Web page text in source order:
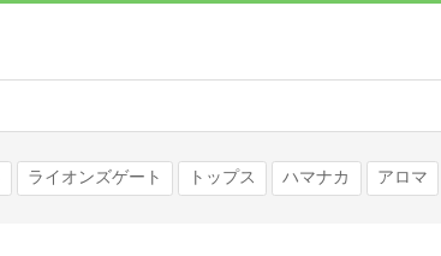
ライオンズゲート トップス ハマナカ アロマ